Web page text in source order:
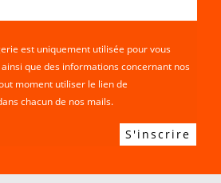
est uniquement utilisée pour vous
que des informations concernant nos
moment utiliser le lien de
chacun de nos mails.